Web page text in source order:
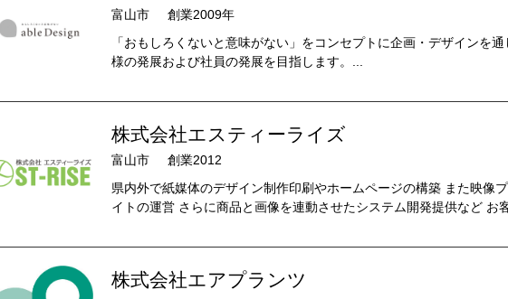
富山市
創業2009年
「おもしろくないと意味がない」をコンセプトに企画・デザインを
様の発展および社員の発展を目指します。...
株式会社エスティーライズ
富山市
創業2012
県内外で紙媒体のデザイン制作印刷やホームページの構築 また映像
イトの運営 さらに商品と画像を連動させたシステム開発提供など お
株式会社エアプランツ